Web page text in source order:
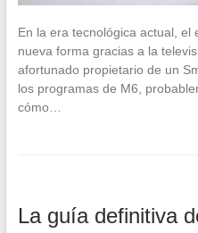
En la era tecnológica actual, el
nueva forma gracias a la
afortunado propietario de un
los programas de M6,
cómo…
La guía definitiva